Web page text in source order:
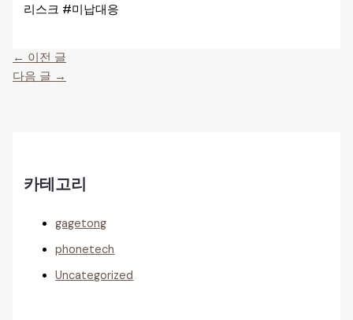
리스크 #미납대응
← 이전 글
다음 글 →
카테고리
gagetong
phonetech
Uncategorized